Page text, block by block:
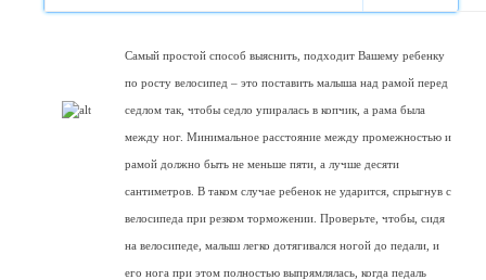
Самый простой способ выяснить, подходит Вашему ребенку
по росту велосипед – это поставить малыша над рамой перед
седлом так, чтобы седло упиралась в копчик, а рама была
между ног. Минимальное расстояние между промежностью и
рамой должно быть не меньше пяти, а лучше десяти
сантиметров. В таком случае ребенок не ударится, спрыгнув с
велосипеда при резком торможении. Проверьте, чтобы, сидя
на велосипеде, малыш легко дотягивался ногой до педали, и
его нога при этом полностью выпрямлялась, когда педаль